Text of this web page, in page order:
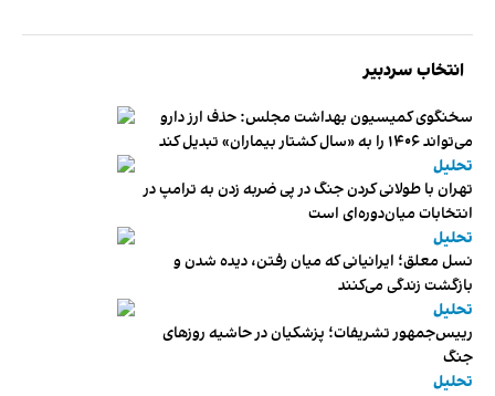
انتخاب سردبیر
سخنگوی کمیسیون بهداشت مجلس: حذف ارز دارو
می‌تواند ۱۴۰۶ را به «سال کشتار بیماران» تبدیل کند
تحلیل
تهران با طولانی کردن جنگ در پی ضربه زدن به ترامپ در
انتخابات میان‌دوره‌ای است
تحلیل
نسل معلق؛ ایرانیانی که میان رفتن، دیده شدن و
بازگشت زندگی می‌کنند
تحلیل
رییس‌جمهور تشریفات؛ پزشکیان در حاشیه روزهای
جنگ
تحلیل